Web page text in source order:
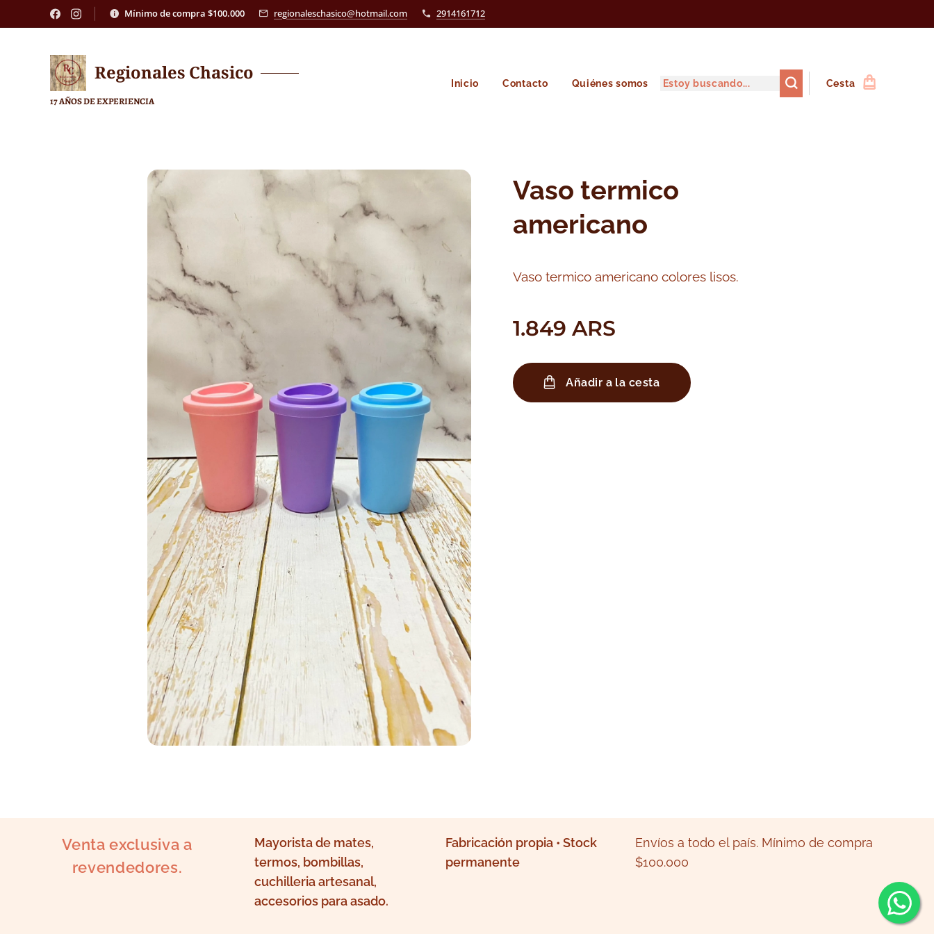
Mínimo de compra $100.000 regionaleschasico@hotmail.com 2914161712
Regionales Chasico
17 AÑOS DE EXPERIENCIA
Inicio Contacto Quiénes somos Cesta
Vaso termico
americano
Vaso termico americano colores lisos.
1.849 ARS
Añadir a la cesta
Venta exclusiva a
revendedores.
Mayorista de mates,
termos, bombillas,
cuchilleria artesanal,
accesorios para asado.
Fabricación propia • Stock
permanente
Envíos a todo el país. Mínimo de compra
$100.000